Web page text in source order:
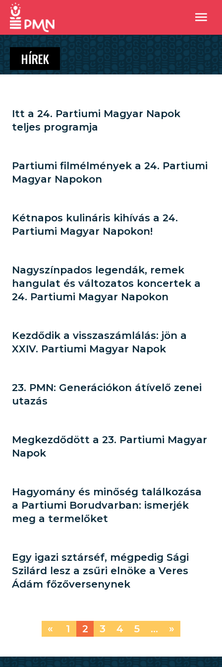
HÍREK
Itt a 24. Partiumi Magyar Napok
teljes programja
Partiumi filmélmények a 24. Partiumi
Magyar Napokon
Kétnapos kulináris kihívás a 24.
Partiumi Magyar Napokon!
Nagyszínpados legendák, remek
hangulat és változatos koncertek a
24. Partiumi Magyar Napokon
Kezdődik a visszaszámlálás: jön a
XXIV. Partiumi Magyar Napok
23. PMN: Generációkon átívelő zenei
utazás
Megkezdődött a 23. Partiumi Magyar
Napok
Hagyomány és minőség találkozása
a Partiumi Borudvarban: ismerjék
meg a termelőket
Egy igazi sztárséf, mégpedig Sági
Szilárd lesz a zsűri elnöke a Veres
Ádám főzőversenynek
« 1 2 3 4 5 ... »